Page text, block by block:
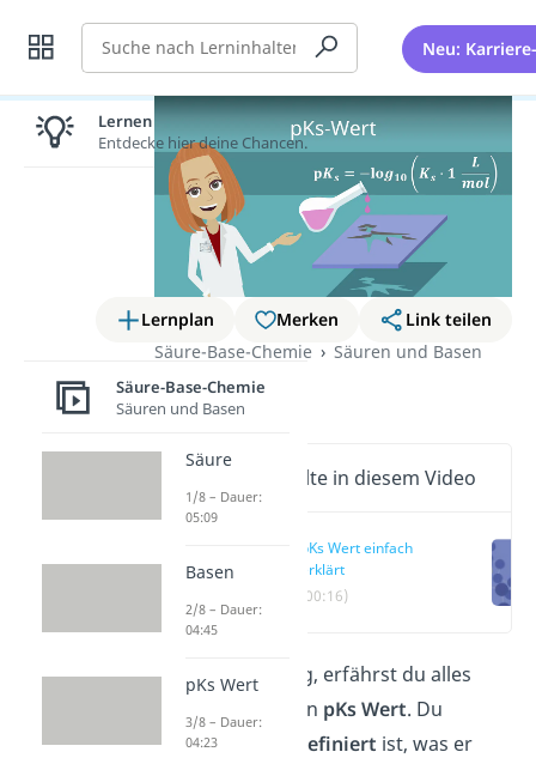
Suche Neu:
Lernplan Merken
Link teilen
Säure-Base-Chemie
Säuren und Basen
pKs Wert
Wichtige Inhalte in diesem Video
pKs Wert einfach
erklärt
(00:16)
In diesem Beitrag, erfährst du alles
wichtige über den pKs Wert. Du
erlernst, wie er
definiert ist, was er
Lernen lohnt sich!
Entdecke hier deine Chancen.
Säure-Base-Chemie
Säuren und Basen
Säure
1/8 – Dauer:
05:09
Basen
2/8 – Dauer:
04:45
pKs Wert
3/8 – Dauer:
04:23